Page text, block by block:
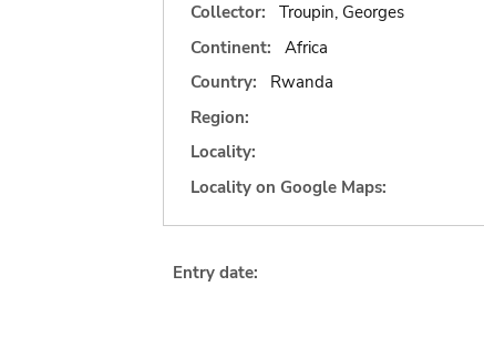
Collector:
Troupin, Georges
Continent:
Africa
Country:
Rwanda
Region:
Locality:
Locality on Google Maps:
Entry date: